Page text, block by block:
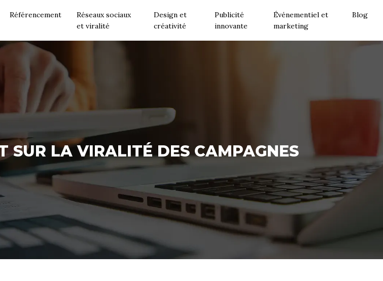
Référencement
Réseaux sociaux
et viralité
Design et
créativité
Publicité
innovante
Événementiel et
marketing
Blog
SUR LA VIRALITÉ DES CAMPAGNES